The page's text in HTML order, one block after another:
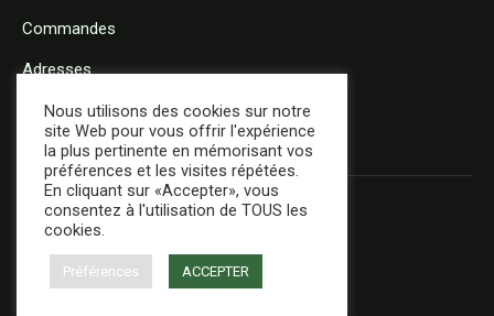
Commandes
Adresses
Détails du compte
+ d'infos
Nous utilisons des cookies sur notre
site Web pour vous offrir l'expérience
la plus pertinente en mémorisant vos
préférences et les visites répétées.
En cliquant sur «Accepter», vous
consentez à l'utilisation de TOUS les
cookies.
Préférences ACCEPTER